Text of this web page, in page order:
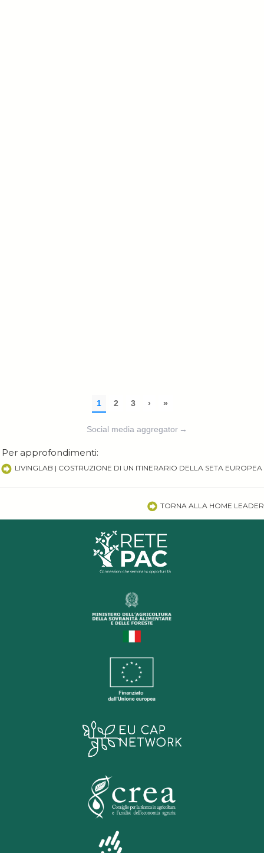
Social media aggregator →
Per approfondimenti:
LIVINGLAB | COSTRUZIONE DI UN ITINERARIO DELLA SETA EUROPEA
TORNA ALLA HOME LEADER